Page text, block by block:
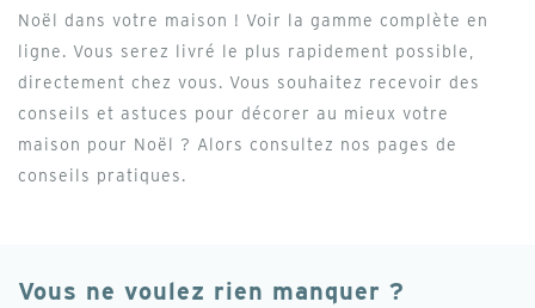
Noël dans votre maison ! Voir la gamme complète en
ligne. Vous serez livré le plus rapidement possible,
directement chez vous. Vous souhaitez recevoir des
conseils et astuces pour décorer au mieux votre
maison pour Noël ? Alors consultez nos pages de
conseils pratiques.
Vous ne voulez rien manquer ?